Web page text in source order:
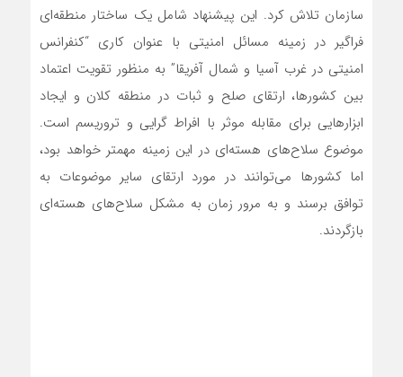
سازمان تلاش کرد. این پیشنهاد شامل یک ساختار منطقه‌ای
فراگیر در زمینه مسائل امنیتی با عنوان کاری “کنفرانس
امنیتی در غرب آسیا و شمال آفریقا” به منظور تقویت اعتماد
بین کشورها، ارتقای صلح و ثبات در منطقه کلان و ایجاد
ابزارهایی برای مقابله موثر با افراط گرایی و تروریسم است.
موضوع سلاح‌های هسته‌ای در این زمینه مهمتر خواهد بود،
اما کشورها می‌توانند در مورد ارتقای سایر موضوعات به
توافق برسند و به مرور زمان به مشکل سلاح‌های هسته‌ای
بازگردند.